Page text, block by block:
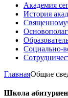
Академия
История
Социально-
ГлавнаяОбщие
Школа